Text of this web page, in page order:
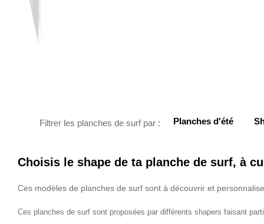
Filtrer les planches de surf par : Planches d'été
Choisis le shape de ta planche de surf, à
Ces modèles de planches de surf sont à découvrir et
Ces planches de surf sont proposées par différents shapers faisant